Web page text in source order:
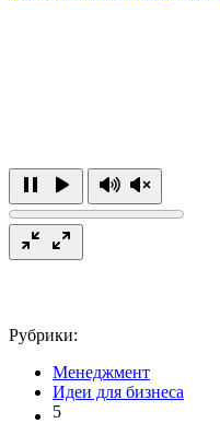
Рубрики:
Менеджмент
Идеи для бизнеса
5